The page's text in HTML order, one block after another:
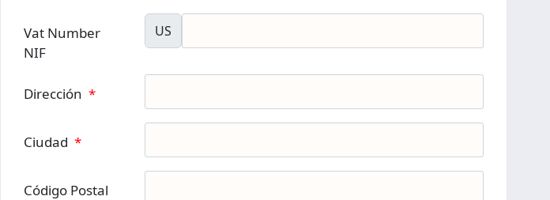
Vat Number
NIF
US
Dirección *
Ciudad *
Código Postal